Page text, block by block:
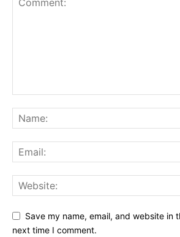
Save my name, email, and website in
next time I comment.